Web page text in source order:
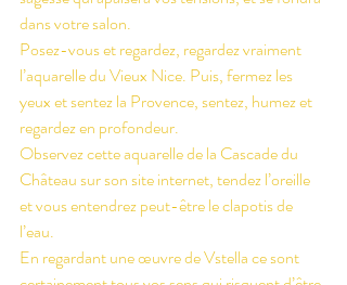
dans votre salon.
Posez-vous et regardez, regardez vraiment
l’aquarelle du Vieux Nice. Puis, fermez les
yeux et sentez la Provence, sentez, humez et
regardez en profondeur.
Observez cette aquarelle de la Cascade du
Château sur son site internet, tendez l’oreille
et vous entendrez peut-être le clapotis de
l’eau.
En regardant une œuvre de Vstella ce sont